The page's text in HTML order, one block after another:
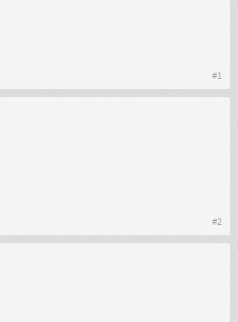
#1
#2